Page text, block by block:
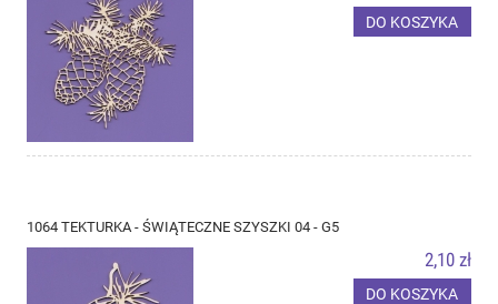
DO KOSZYKA
1064 TEKTURKA - ŚWIĄTECZNE SZYSZKI 04 - G5
2,10 zł
DO KOSZYKA